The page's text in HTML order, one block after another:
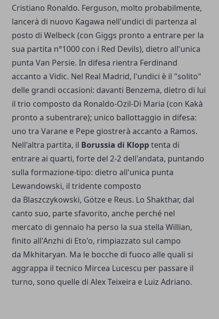
Cristiano Ronaldo. Ferguson, molto probabilmente,
lancerà di nuovo Kagawa nell'undici di partenza al
posto di Welbeck (con Giggs pronto a entrare per la
sua partita n°1000 con i Red Devils), dietro all'unica
punta Van Persie. In difesa rientra Ferdinand
accanto a Vidic. Nel Real Madrid, l'undici è il "solito"
delle grandi occasioni: davanti Benzema, dietro di lui
il trio composto da Ronaldo-Ozil-Di Maria (con Kakà
pronto a subentrare); unico ballottaggio in difesa:
uno tra Varane e Pepe giostrerà accanto a Ramos.
Nell'altra partita, il Borussia di Klopptenta di
entrare ai quarti, forte del 2-2 dell'andata, puntando
sulla formazione-tipo: dietro all'unica punta
Lewandowski, il tridente composto
da Blaszczykowski, Götze e Reus. Lo Shakthar, dal
canto suo, parte sfavorito, anche perché nel
mercato di gennaio ha perso la sua stella Willian,
finito all'Anzhi di Eto'o, rimpiazzato sul campo
da Mkhitaryan. Ma le bocche di fuoco alle quali si
aggrappa il tecnico Mircea Lucescu per passare il
turno, sono quelle di Alex Teixeira e Luiz Adriano.